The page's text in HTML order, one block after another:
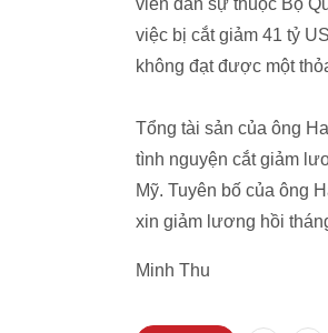
viên dân sự thuộc Bộ
việc bị cắt giảm 41 tỷ
không đạt được một
Tổng tài sản của ông
tình nguyện cắt giảm
Mỹ. Tuyên bố của ông
xin giảm lương hồi
Minh Thu